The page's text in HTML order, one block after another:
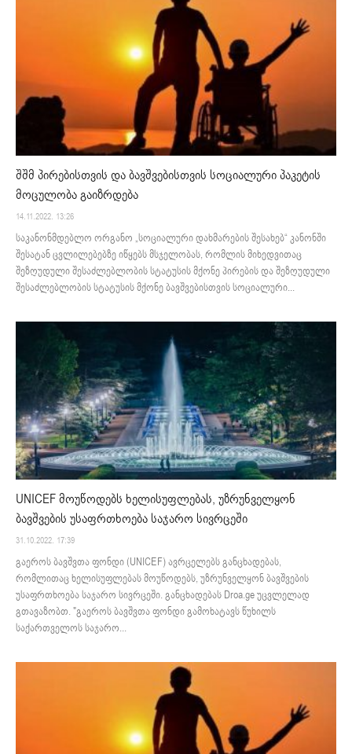
შშმ პირებისთვის და ბავშვებისთვის სოციალური პაკეტის
მოცულობა გაიზრდება
14.11.2022. 13:26
საკანონმდებლო ორგანო „სოციალური დახმარების შესახებ“ კანონში
შესატან ცვლილებებზე იწყებს მსჯელობას, რომლის მიხედვითაც
შეზღუდული შესაძლებლობის სტატუსის მქონე პირების და შეზღუდული
შესაძლებლობის სტატუსის მქონე ბავშვებისთვის სოციალური...
UNICEF მოუწოდებს ხელისუფლებას, უზრუნველყონ
ბავშვების უსაფრთხოება საჯარო სივრცეში
31.10.2022. 17:39
გაეროს ბავშვთა ფონდი (UNICEF) ავრცელებს განცხადებას,
რომლითაც ხელისუფლებას მოუწოდებს, უზრუნველყონ ბავშვების
უსაფრთხოება საჯარო სივრცეში. განცხადებას Droa.ge უცვლელად
გთავაზობთ. "გაეროს ბავშვთა ფონდი გამოხატავს წუხილს
საქართველოს საჯარო...